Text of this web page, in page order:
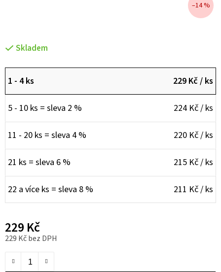
Skladem
1 - 4 ks 229 Kč/ ks
5 - 10 ks = sleva 2 % 224 Kč/ ks
11 - 20 ks = sleva 4 % 220 Kč/ ks
21 ks = sleva 6 % 215 Kč/ ks
22 a více ks = sleva 8 % 211 Kč/ ks
229 Kč
229 Kč bez DPH
–14 %